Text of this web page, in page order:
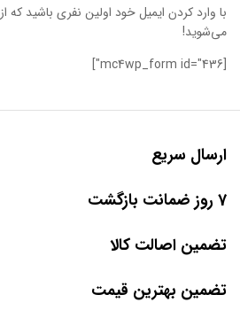
با وارد کردن ایمیل خود اولین نفری باشید که
می‌شوید!
[mc4wp_form id="436"]
ارسال سریع
7 روز ضمانت بازگشت
تضمین اصالت کالا
تضمین بهترین قیمت